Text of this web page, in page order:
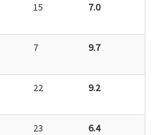
15 7.0
7 9.7
22 9.2
23 6.4